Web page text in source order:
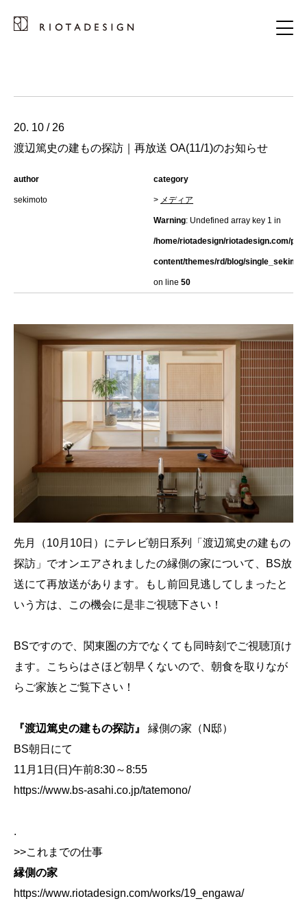
20. 10 / 26
渡辺篤史の建もの探訪｜再放送 OA(11/1)のお知らせ
author
sekimoto
category
> メディア
Warning: Undefined array key 1 in
/home/riotadesign/riotadesign.com/
content/themes/rd/blog/
on line 50
先月（10月10日）にテレビ朝日系列「渡辺篤史の建もの
探訪」でオンエアされましたの縁側の家について、BS放
送にて再放送があります。もし前回見逃してしまったと
いう方は、この機会に是非ご視聴下さい！
BSですので、関東圏の方でなくても同時刻でご視聴頂け
ます。こちらはさほど朝早くないので、朝食を取りなが
らご家族とご覧下さい！
『渡辺篤史の建もの探訪』 縁側の家（N邸）
BS朝日にて
11月1日(日)午前8:30～8:55
https://www.bs-asahi.co.jp/tatemono/
.
>>これまでの仕事
縁側の家
https://www.riotadesign.com/works/19_engawa/